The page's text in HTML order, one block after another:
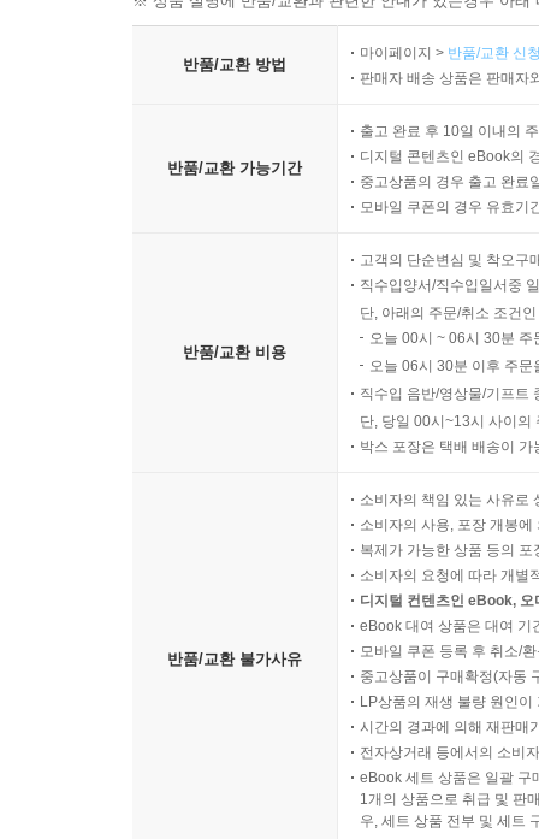
반품/교환 방법
마이페이지 > 반품/교환 신
판매자 배송 상품은 판매자
반품/교환 가능기간
출고 완료 후 10일 이내의
디지털 콘텐츠인 eBook의
중고상품의 경우 출고 완료
모바일 쿠폰의 경우 유효기
반품/교환 비용
고객의 단순변심 및 착오구
직수입양서/직수입일서중
단, 아래의 주문/취소 조건
오늘 00시 ~ 06시 30분
오늘 06시 30분 이후 주
직수입 음반/영상물/기프트
단, 당일 00시~13시 사이의
박스 포장은 택배 배송이
반품/교환 불가사유
소비자의 책임 있는 사유로
소비자의 사용, 포장 개봉
복제가 가능한 상품 등의
소비자의 요청에 따라 개별
디지털 컨텐츠인 eBook,
eBook 대여 상품은 대여 기
모바일 쿠폰 등록 후 취소/
중고상품이 구매확정(자동
LP상품의 재생 불량 원인
시간의 경과에 의해 재판매
전자상거래 등에서의 소비
eBook 세트 상품은 일괄 구
1개의 상품으로 취급 및 판
우, 세트 상품 전부 및 세트